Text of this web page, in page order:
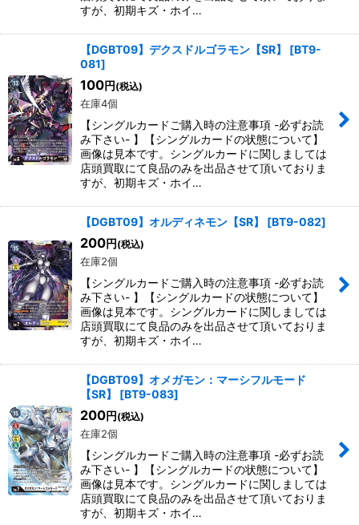
すが、初期キズ・ホイ…
【DGBT09】デクスドルゴラモン【SR】 [BT9-
081]
100円 (税込)
在庫4個
【シングルカードご購入時の注意事項 -必ずお読
み下さい- 】【シングルカードの状態について】
画像は見本です。シングルカードに関しましては
店頭買取にて良品のみを出品させて頂いておりま
すが、初期キズ・ホイ…
【DGBT09】オルディネモン【SR】 [BT9-082]
200円 (税込)
在庫2個
【シングルカードご購入時の注意事項 -必ずお読
み下さい- 】【シングルカードの状態について】
画像は見本です。シングルカードに関しましては
店頭買取にて良品のみを出品させて頂いておりま
すが、初期キズ・ホイ…
【DGBT09】オメガモン：マーシフルモード
【SR】
[BT9-083]
200円 (税込)
在庫2個
【シングルカードご購入時の注意事項 -必ずお読
み下さい- 】【シングルカードの状態について】
画像は見本です。シングルカードに関しましては
店頭買取にて良品のみを出品させて頂いておりま
すが、初期キズ・ホイ…